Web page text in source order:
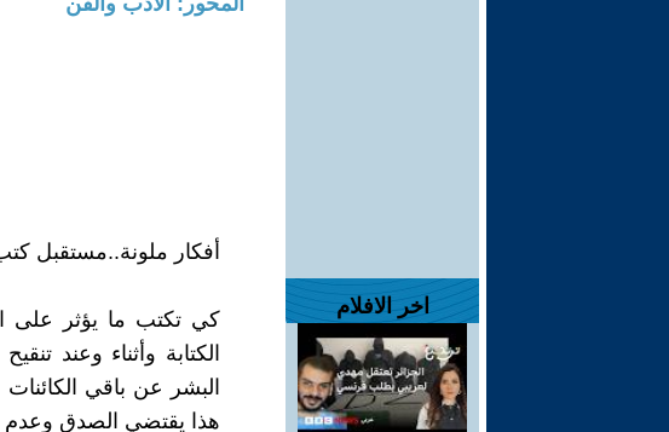
اخر الافلام
أفكار ملونة..مستقبل
كي تكتب ما يؤثر على
الكتابة وأثناء وعند
البشر عن باقي
هذا يقتضي الصدق وعدم